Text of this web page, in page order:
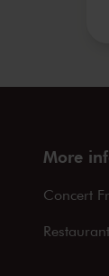
More
Concert